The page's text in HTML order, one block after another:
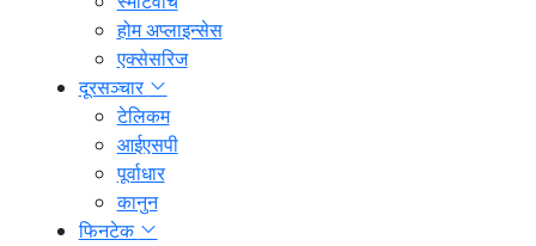
होम अप्लाइन्सेस
एक्सेसरिज
दूरसञ्चार
टेलिकम
आईएसपी
पूर्वाधार
कानुन
फिनटेक